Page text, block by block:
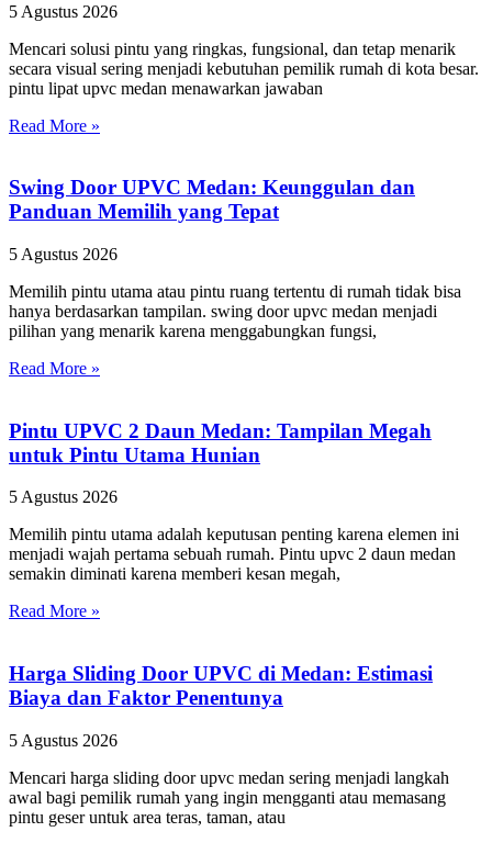
5 Agustus 2026
Mencari solusi pintu yang ringkas, fungsional, dan tetap menarik
secara visual sering menjadi kebutuhan pemilik rumah di kota besar.
pintu lipat upvc medan menawarkan jawaban
Read More »
Swing Door UPVC Medan: Keunggulan dan
Panduan Memilih yang Tepat
5 Agustus 2026
Memilih pintu utama atau pintu ruang tertentu di rumah tidak bisa
hanya berdasarkan tampilan. swing door upvc medan menjadi
pilihan yang menarik karena menggabungkan fungsi,
Read More »
Pintu UPVC 2 Daun Medan: Tampilan Megah
untuk Pintu Utama Hunian
5 Agustus 2026
Memilih pintu utama adalah keputusan penting karena elemen ini
menjadi wajah pertama sebuah rumah. Pintu upvc 2 daun medan
semakin diminati karena memberi kesan megah,
Read More »
Harga Sliding Door UPVC di Medan: Estimasi
Biaya dan Faktor Penentunya
5 Agustus 2026
Mencari harga sliding door upvc medan sering menjadi langkah
awal bagi pemilik rumah yang ingin mengganti atau memasang
pintu geser untuk area teras, taman, atau